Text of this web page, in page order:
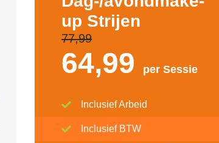
up Strijen
77,99
64,99 per Sessie
Inclusief Arbeid
Inclusief BTW